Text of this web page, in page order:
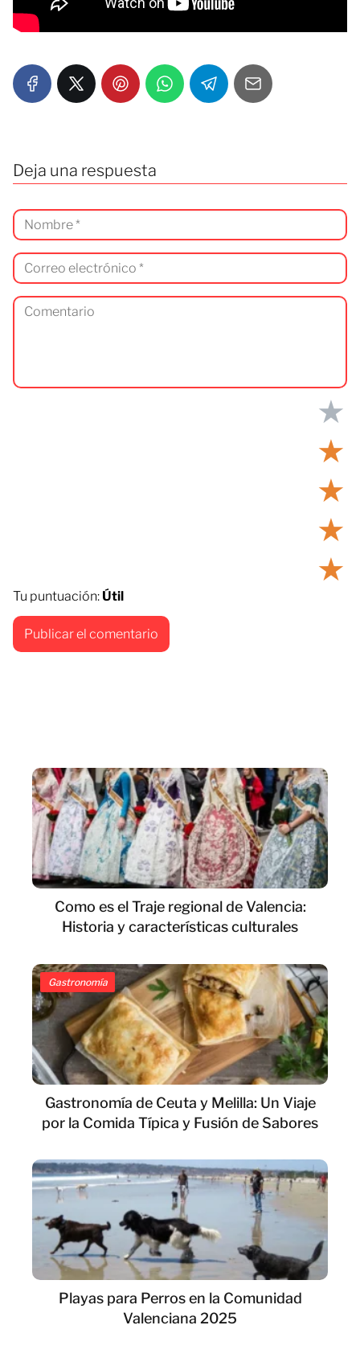
Deja una respuesta
★
★
★
★
★
Tu puntuación: Útil
Como es el Traje regional de Valencia:
Historia y características culturales
Gastronomía
Gastronomía de Ceuta y Melilla: Un Viaje
por la Comida Típica y Fusión de Sabores
Playas para Perros en la Comunidad
Valenciana 2025